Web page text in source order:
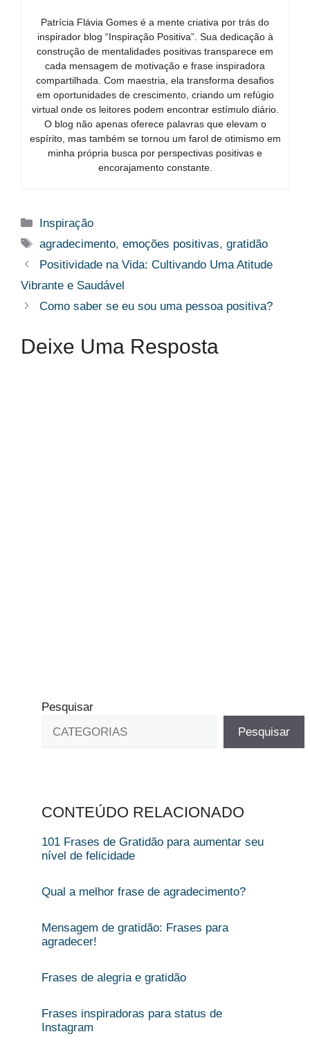
Patrícia Flávia Gomes é a mente criativa por trás do
inspirador blog “Inspiração Positiva”. Sua dedicação à
construção de mentalidades positivas transparece em
cada mensagem de motivação e frase inspiradora
compartilhada. Com maestria, ela transforma desafios
em oportunidades de crescimento, criando um refúgio
virtual onde os leitores podem encontrar estímulo diário.
O blog não apenas oferece palavras que elevam o
espírito, mas também se tornou um farol de otimismo em
minha própria busca por perspectivas positivas e
encorajamento constante.
Categorias
Inspiração
Tags
agradecimento,emoções positivas,gratidão
Positividade na Vida: Cultivando Uma Atitude
Vibrante e Saudável
Como saber se eu sou uma pessoa positiva?
Deixe Uma Resposta
Pesquisar
Pesquisar
CONTEÚDO RELACIONADO
101 Frases de Gratidão para aumentar seu
nível de felicidade
Qual a melhor frase de agradecimento?
Mensagem de gratidão: Frases para
agradecer!
Frases de alegria e gratidão
Frases inspiradoras para status de
Instagram